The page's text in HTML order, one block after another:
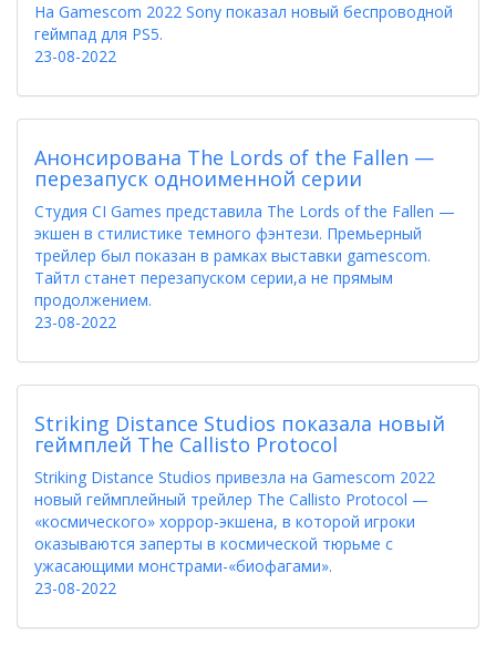
На Gamescom 2022 Sony показал новый беспроводной
геймпад для PS5.
23-08-2022
Анонсирована The Lords of the Fallen —
перезапуск одноименной серии
Студия CI Games представила The Lords of the Fallen —
экшен в стилистике темного фэнтези. Премьерный
трейлер был показан в рамках выставки gamescom.
Тайтл станет перезапуском серии,а не прямым
продолжением.
23-08-2022
Striking Distance Studios показала новый
геймплей The Callisto Protocol
Striking Distance Studios привезла на Gamescom 2022
новый геймплейный трейлер The Callisto Protocol —
«космического» хоррор-экшена, в которой игроки
оказываются заперты в космической тюрьме с
ужасающими монстрами-«биофагами».
23-08-2022